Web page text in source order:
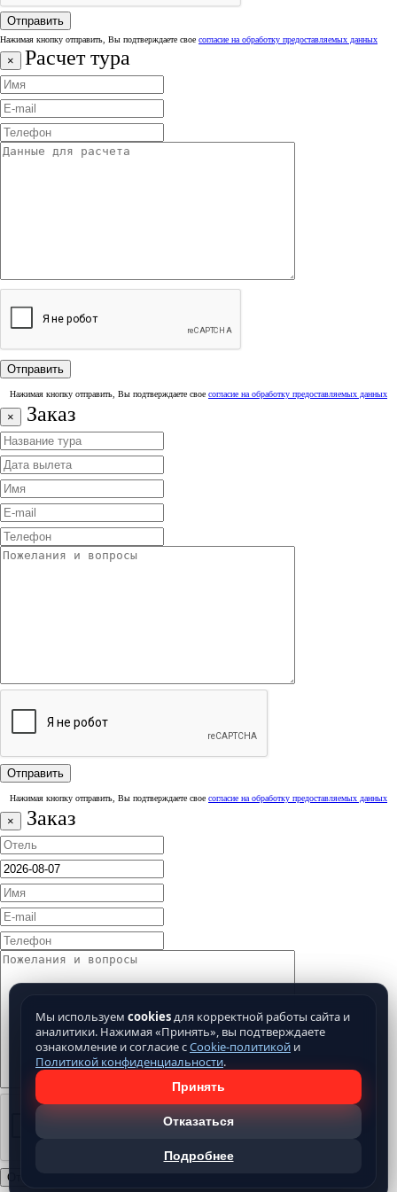
Нажимая кнопку отправить, Вы подтверждаете свое согласие на обработку предоставляемых данных
× Расчет тура
Нажимая кнопку отправить, Вы подтверждаете свое согласие на обработку предоставляемых данных
× Заказ
Нажимая кнопку отправить, Вы подтверждаете свое согласие на обработку предоставляемых данных
× Заказ
Мы используем cookiesдля корректной работы сайта и
аналитики. Нажимая «Принять», вы подтверждаете
ознакомление и согласие сCookie-политикой и
Политикой конфиденциальности.
Принять
Отказаться
Подробнее